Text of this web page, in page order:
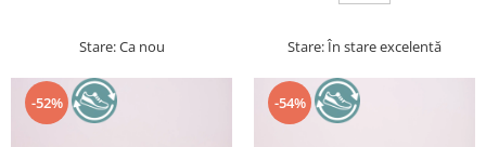
Stare: Ca nou Stare: În stare excelentă
-52% -54%